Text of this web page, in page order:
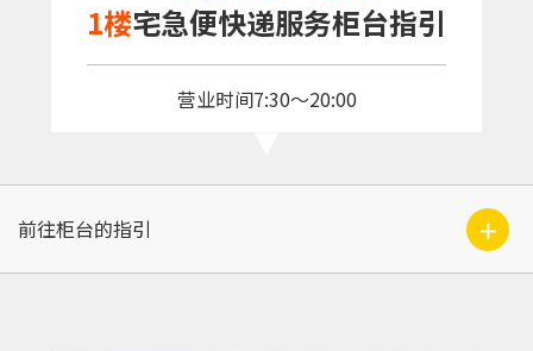
1楼宅急便快递服务柜台指引
营业时间7:30〜20:00
前往柜台的指引 ＋